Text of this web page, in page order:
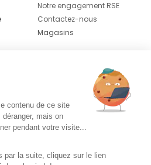
Notre engagement RSE
Contactez-nous
Magasins
& le
contenu de ce site
mais on
pendant votre visite...
par la suite, cliquez sur le lien